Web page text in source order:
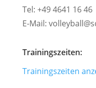
Tel: +49 4641 16 46
E-Mail:
Trainingszeiten:
Trainingszeiten